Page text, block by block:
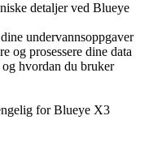
detaljer ved Blueye
undervannsoppgaver
og prosessere dine data
hvordan du bruker
for Blueye X3